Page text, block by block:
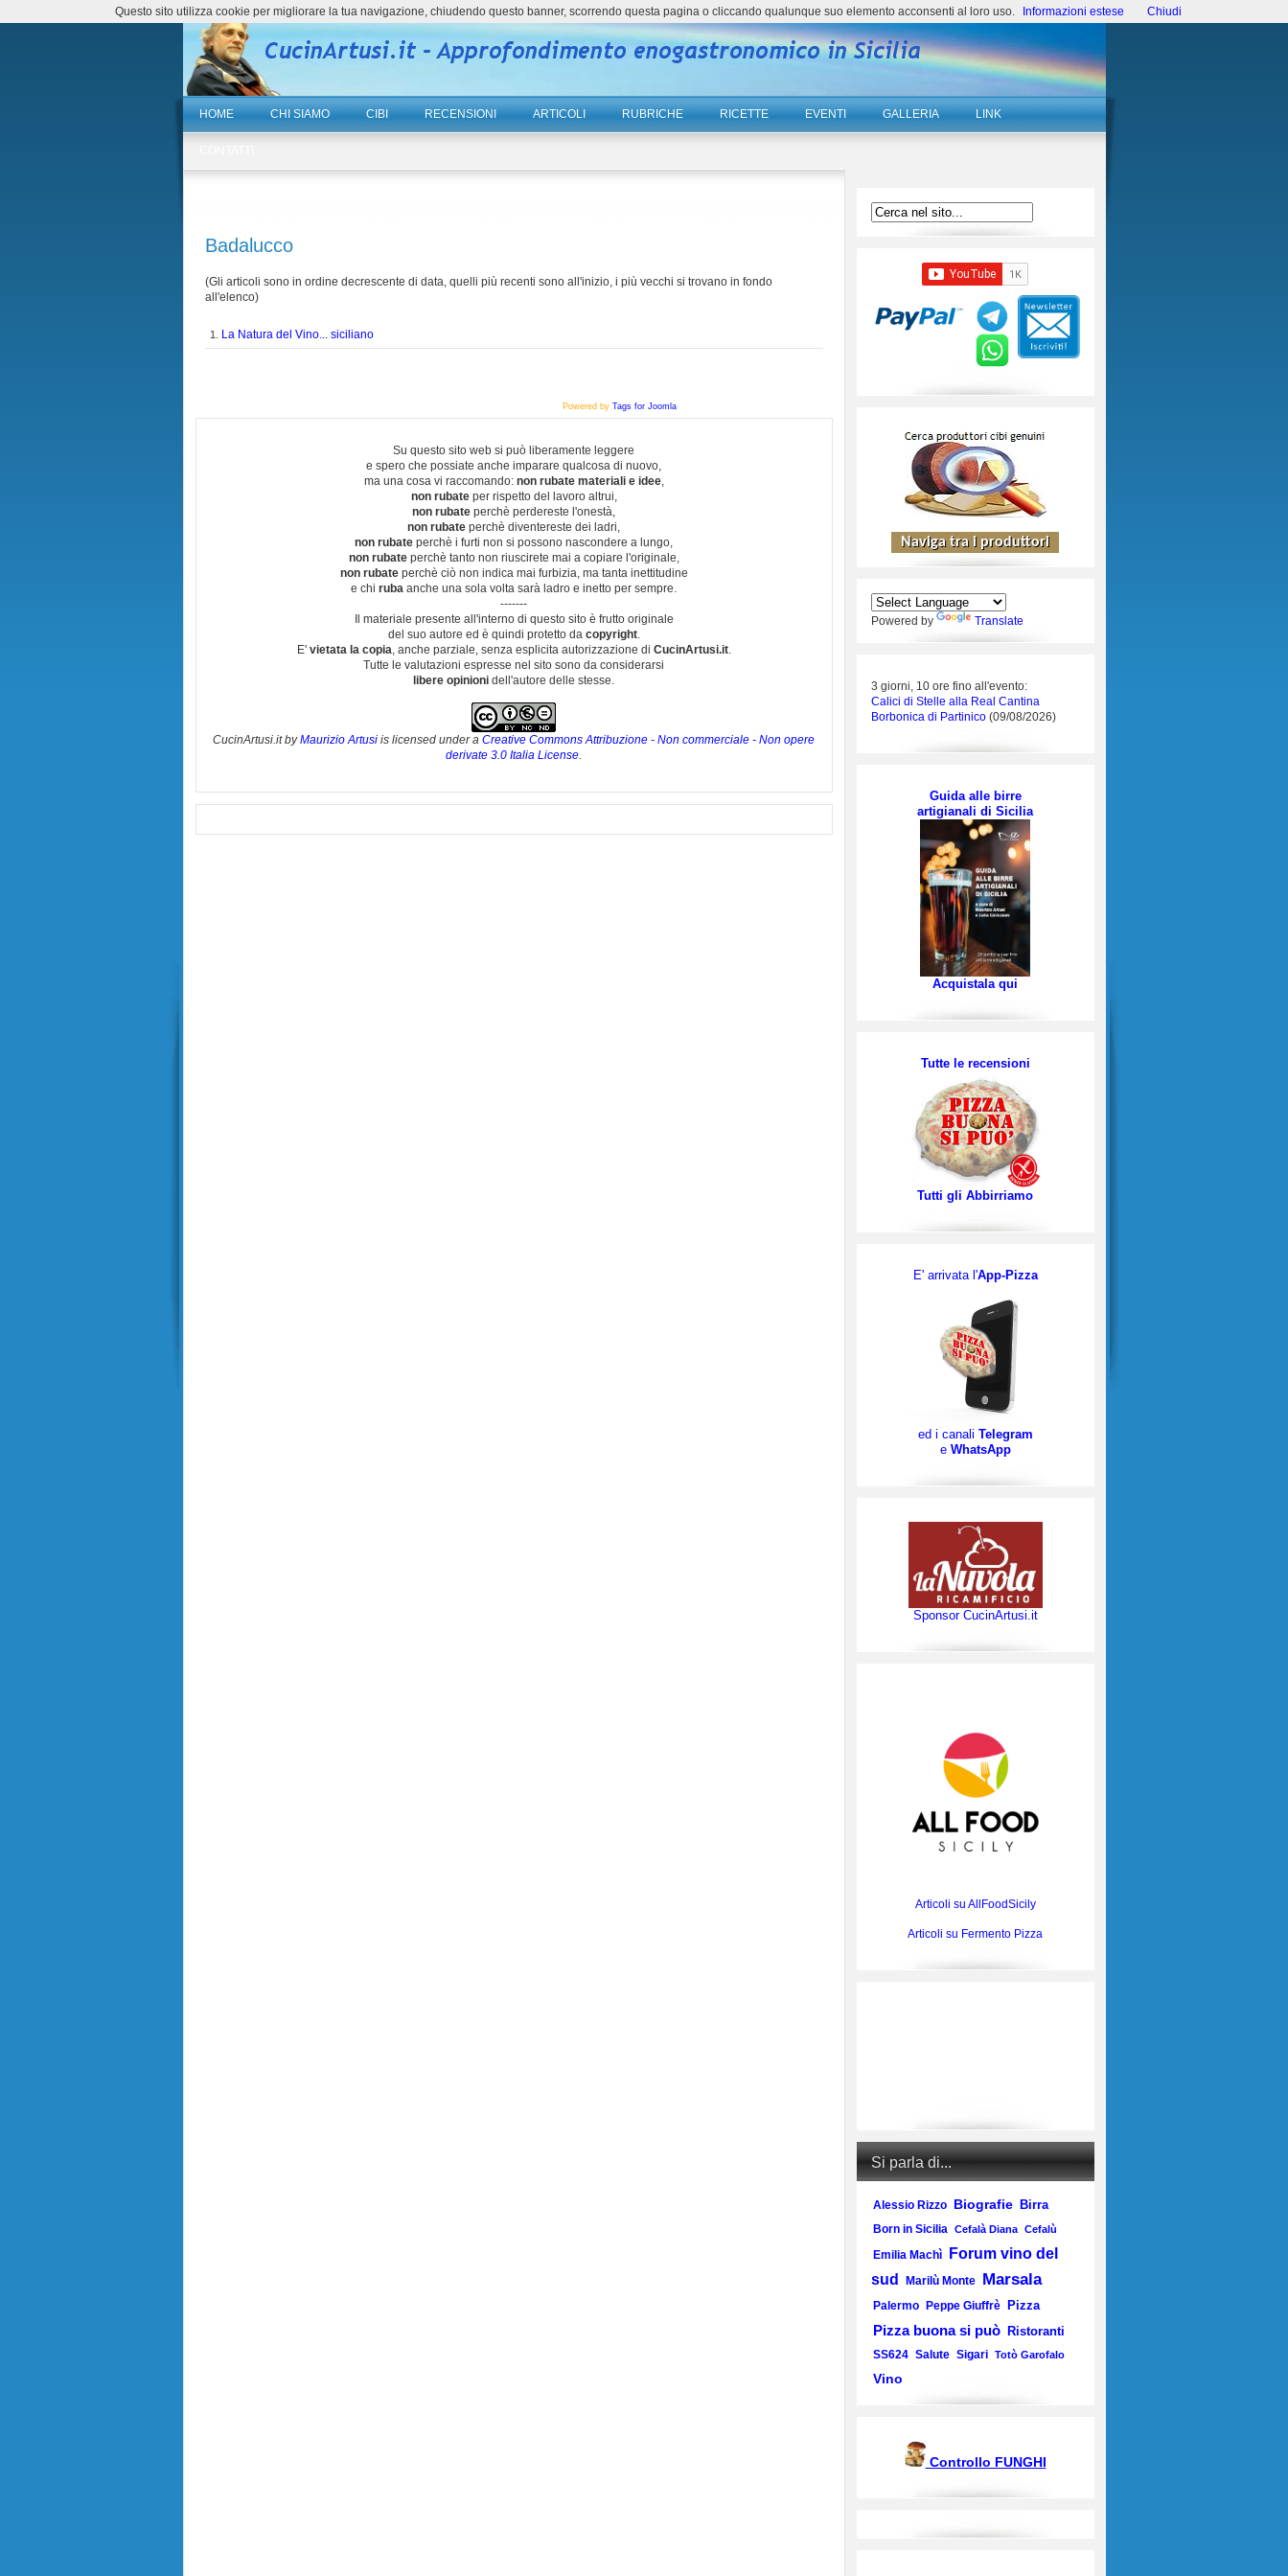
HOME CHI SIAMO CIBI RECENSIONI ARTICOLI RUBRICHE RICETTE EVENTI GALLERIA LINK
Badalucco
(Gli articoli sono in ordine decrescente di data, quelli più recenti sono all'inizio, i più vecchi si trovano in fondo
all'elenco)
1. La Natura del Vino... siciliano
Powered by Tags for Joomla
Su questo sito web si può liberamente leggere
e spero che possiate anche imparare qualcosa di nuovo,
ma una cosa vi raccomando: non rubate materiali e idee,
non rubateper rispetto del lavoro altrui,
non rubate perchè perdereste l'onestà,
non rubate perchè diventereste dei ladri,
non rubate perchè i furti non si possono nascondere a lungo,
non rubateperchè tanto non riuscirete mai a copiare l'originale,
non rubateperchè ciò non indica mai furbizia, ma tanta inettitudine
e chi ruba anche una sola volta sarà ladro e inetto per sempre.
-------
Il materiale presente all'interno di questo sito è frutto originale
del suo autore ed è quindi protetto da copyright.
E' vietata la copia, anche parziale, senza esplicita autorizzazione di CucinArtusi.it.
Tutte le valutazioni espresse nel sito sono da considerarsi
libere opinioni dell'autore delle stesse.
CucinArtusi.itbyMaurizio Artusi is licensed under a Creative Commons Attribuzione - Non commerciale - Non opere
derivate 3.0 Italia License.
Powered by Translate
3 giorni, 10 ore fino all'evento:
Calici di Stelle alla Real Cantina
Borbonica di Partinico (09/08/2026)
Guida alle birre
artigianali di Sicilia
Acquistala qui
Tutte le recensioni
Tutti gli Abbirriamo
E' arrivata l'App-Pizza
ed i canali Telegram
e WhatsApp
Sponsor CucinArtusi.it
Articoli su AllFoodSicily
Articoli su Fermento Pizza
Si parla di...
Alessio Rizzo Biografie Birra
Born in Sicilia Cefalà Diana Cefalù
Emilia Machì
Forum vino del
sud
Marilù Monte Marsala
Palermo Peppe Giuffrè Pizza
Pizza buona si può Ristoranti
SS624 Salute Sigari Totò Garofalo
Vino
Controllo FUNGHI
Questo sito utilizza cookie per migliorare la tua navigazione, chiudendo questo banner, scorrendo questa pagina o cliccando qualunque suo elemento acconsenti al loro uso. Informazioni estese Chiudi